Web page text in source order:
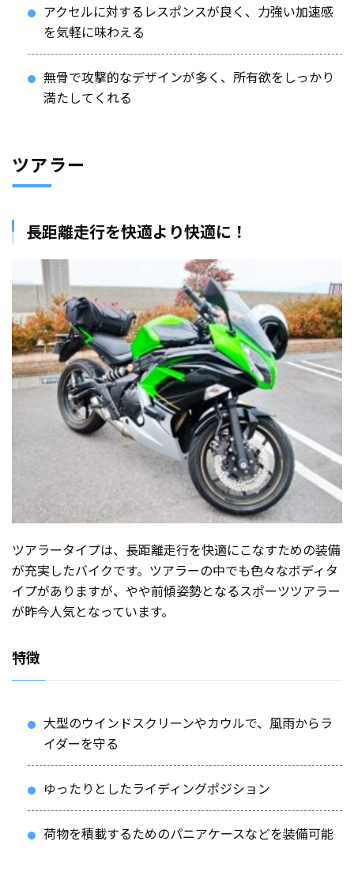
アクセルに対するレスポンスが良く、力強い加速感
を気軽に味わえる
無骨で攻撃的なデザインが多く、所有欲をしっかり
満たしてくれる
ツアラー
長距離走行を快適より快適に！
ツアラータイプは、長距離走行を快適にこなすための装備
が充実したバイクです。ツアラーの中でも色々なボディタ
イプがありますが、やや前傾姿勢となるスポーツツアラー
が昨今人気となっています。
特徴
大型のウインドスクリーンやカウルで、風雨からラ
イダーを守る
ゆったりとしたライディングポジション
荷物を積載するためのパニアケースなどを装備可能